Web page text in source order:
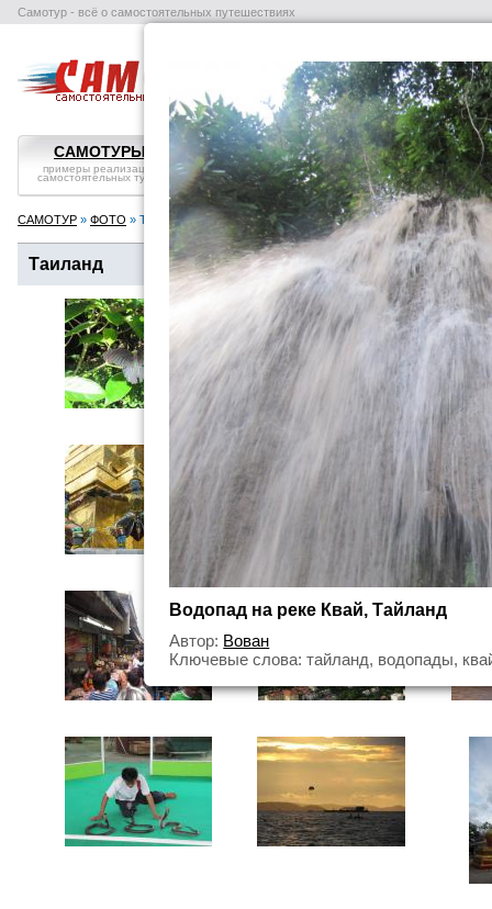
Самотур - всё о самостоятельных путешествиях
поиск отелей авиабилеты
САМОТУРЫ
примеры реализации
самостоятельных туров
ВОПРОС-ОТВЕТ
самостоятельные
путешествия: ликбез
СТРАНЫ
справка,
посмотреть
САМОТУР » ФОТО » Таиланд
Таиланд
Водопад на реке Квай, Тайланд
Автор: Вован
Ключевые слова: тайланд, водопады,